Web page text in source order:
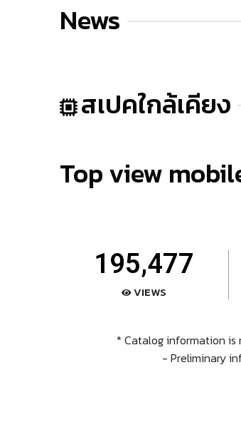
News
สเปคใกล้เคียง
Top view
195,477
VIEWS
* Catalog information is
- Preliminary